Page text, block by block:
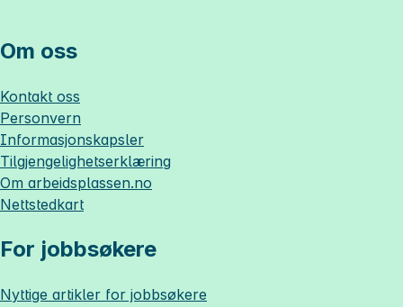
Om oss
Kontakt oss
Personvern
Informasjonskapsler
Tilgjengelighetserklæring
Om arbeidsplassen.no
Nettstedkart
For jobbsøkere
Nyttige artikler for jobbsøkere